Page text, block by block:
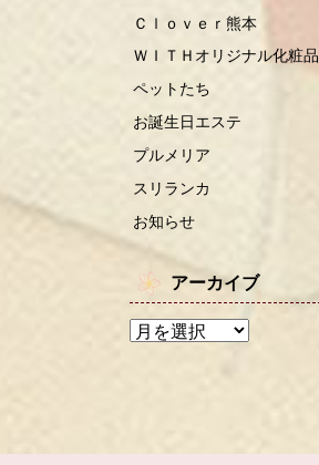
Ｃｌｏｖｅｒ熊本
ＷＩＴＨオリジナル化粧品
ペットたち
お誕生日エステ
プルメリア
スリランカ
お知らせ
アーカイブ